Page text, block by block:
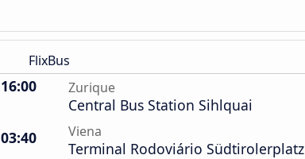
FlixBus
16:00 Zurique
Central Bus Station Sihlquai
03:40
Viena
Terminal Rodoviário Südtirolerplatz